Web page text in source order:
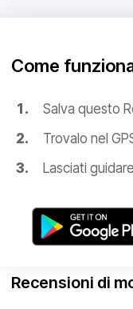
Come
Salva questo
Trovalo nel
Lasciati
Recensioni di